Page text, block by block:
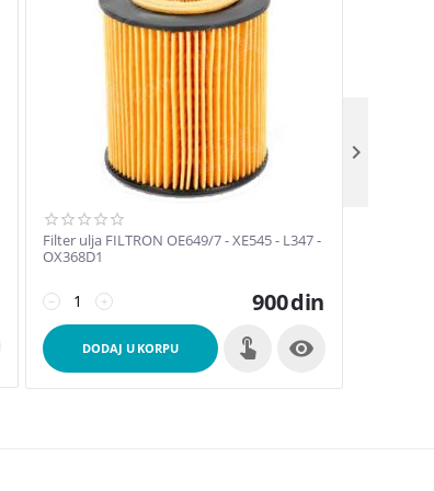
Filter ulja FILTRON OE649/7 - XE545 - L347 -
OX368D1
+
− 900din
DODAJ U KORPU 
